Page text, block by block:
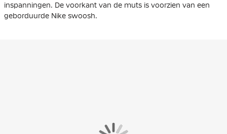
inspanningen. De voorkant van de muts is voorzien van een
geborduurde Nike swoosh.